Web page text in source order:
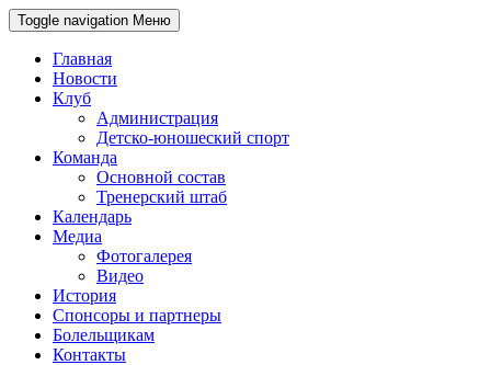
Toggle navigation Меню
Главная
Новости
Клуб
Администрация
Детско-юношеский спорт
Команда
Основной состав
Тренерский штаб
Календарь
Медиа
Фотогалерея
Видео
История
Спонсоры и партнеры
Болельщикам
Контакты